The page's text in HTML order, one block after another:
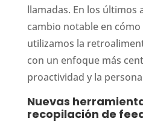
llamadas. En los últimos
cambio notable en
utilizamos la
con un enfoque más
proactividad y la
Nuevas
recopilación de